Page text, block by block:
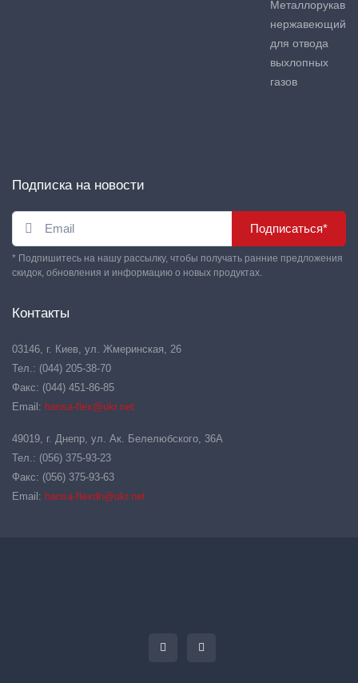
Металлорукав
нержавеющий
для отвода
выхлопных
газов
Подписка на новости
Подписаться*
* Подпишитесь на нашу рассылку, чтобы получать ранние предложения
скидок, обновления и информацию о новых продуктах.
Контакты
03146, г. Киев, ул. Жмеринская, 26
Тел.: (044) 205-38-70
Факс: (044) 451-86-85
Email: hansa-flex@ukr.net
49019, г. Днепр, ул. Ак. Белелюбского, 36А
Тел.: (056) 375-93-23
Факс: (056) 375-93-63
Email: hansa-flexdn@ukr.net